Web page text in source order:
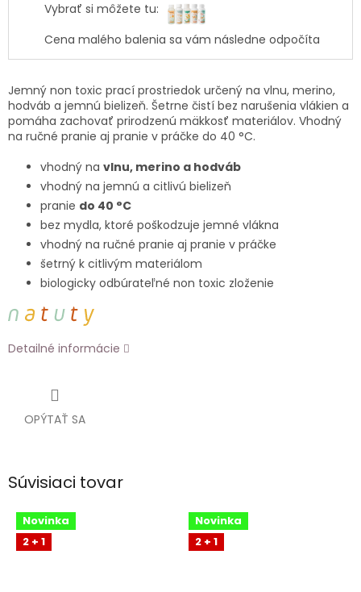
Vybrať si môžete tu:
Cena malého balenia sa vám následne odpočíta
Jemný non toxic prací prostriedok určený na vlnu, merino,
hodváb a jemnú bielizeň. Šetrne čistí bez narušenia vlákien a
pomáha zachovať prirodzenú mäkkosť materiálov. Vhodný
na ručné pranie aj pranie v práčke do 40 °C.
vhodný na vlnu, merino a hodváb
vhodný na jemnú a citlivú bielizeň
pranie do 40 °C
bez mydla, ktoré poškodzuje jemné vlákna
vhodný na ručné pranie aj pranie v práčke
šetrný k citlivým materiálom
biologicky odbúrateľné non toxic zloženie
Detailné informácie
OPÝTAŤ SA
Súvisiaci tovar
Novinka
2 + 1
Novinka
2 + 1